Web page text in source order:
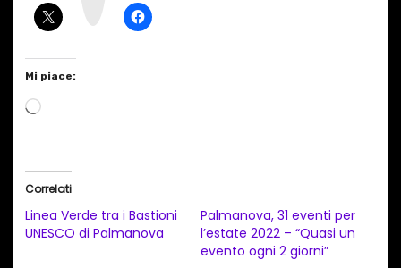
Mi piace:
C
a
Correlati
Linea Verde tra i Bastioni
UNESCO di Palmanova
Palmanova, 31 eventi per
l’estate 2022 – “Quasi un
evento ogni 2 giorni”